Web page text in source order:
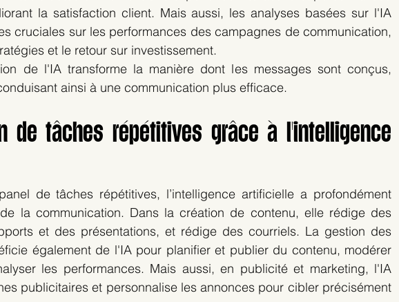
la satisfaction client. Mais aussi, les analyses basées sur l'IA
cruciales sur les performances des campagnes de communication,
et le retour sur investissement.
de l'IA transforme la manière dont les messages sont conçus,
ainsi à une communication plus efficace.
de tâches répétitives grâce à l'intelligence
de tâches répétitives, l’intelligence artificielle a profondément
la communication. Dans la création de contenu, elle rédige des
et des présentations, et rédige des courriels. La gestion des
également de l'IA pour planifier et publier du contenu, modérer
les performances. Mais aussi, en publicité et marketing, l'IA
publicitaires et personnalise les annonces pour cibler précisément